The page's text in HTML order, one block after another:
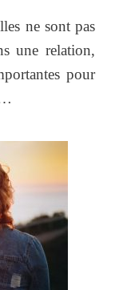
ne sont pas
une relation,
pour